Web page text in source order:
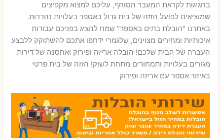
בחגיגות לקראת המעבר הסוחף, עליכם למצוא מקפיצים
שמוציאים לפועל הזזה של בית גדול באספר בעלויות נהדרות.
באתרנו "הובלת בתים באספר" שמח להציג בפניכם עבודות
איכותיות ומחירים מצוינים, שלגמרי ידחפו אתכם להשתוקק ללבצע
העברה של הבית שלכם! הובלה אריזה ופירוק ואחסנה של דירות
מגורים בעלויות ותמחורים מתחת לשוק! הזזה של בית פרטי
באיזור אספר עם אריזה ופירוק